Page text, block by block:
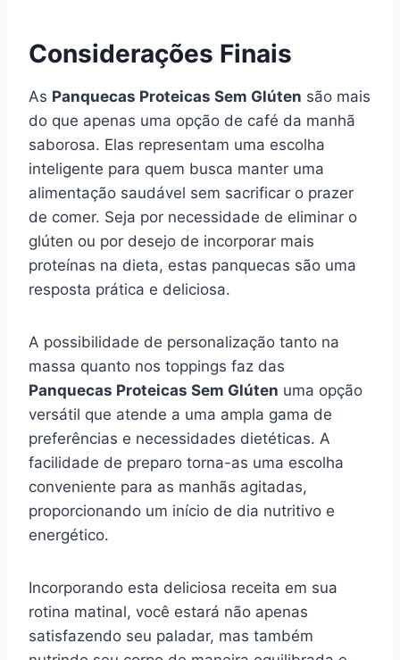
Considerações Finais
As Panquecas Proteicas Sem Glúten são mais
do que apenas uma opção de café da manhã
saborosa. Elas representam uma escolha
inteligente para quem busca manter uma
alimentação saudável sem sacrificar o prazer
de comer. Seja por necessidade de eliminar o
glúten ou por desejo de incorporar mais
proteínas na dieta, estas panquecas são uma
resposta prática e deliciosa.
A possibilidade de personalização tanto na
massa quanto nos toppings faz das
Panquecas Proteicas Sem Glúten uma opção
versátil que atende a uma ampla gama de
preferências e necessidades dietéticas. A
facilidade de preparo torna-as uma escolha
conveniente para as manhãs agitadas,
proporcionando um início de dia nutritivo e
energético.
Incorporando esta deliciosa receita em sua
rotina matinal, você estará não apenas
satisfazendo seu paladar, mas também